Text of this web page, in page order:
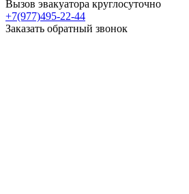
Вызов эвакуатора круглосуточно
+7(977)495-22-44
Заказать обратный звонок